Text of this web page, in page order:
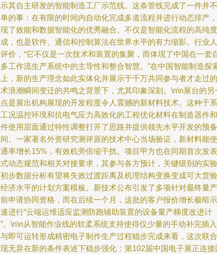
其自主研发的智能制造工厂示范线。这条管线完成了一件并不
的事：在有限的时间内自动化完成多道流程并进行动态排产，
了效能和数据智能化的优秀融合。不仅是智能化流程的高纯度
，也是软件、通信和控制算法在世界水平的有力缩影。行业人
价，“它不仅是一次技术和装置的集聚，而体现了中国在一套
工作流生产系统中的主导性和整合智慧。”在中国智能制造探
，新的生产理念如此实体化并展示于千万共同参与者才走过的
浪潮瞬间变迁的共鸣之背景下，尤其印象深刻。\n\n展台的另
是展出机构展现的开发程度令人震撼的新材料技术。这种于系
况温控环境和抗电气应力高效化的工程优化材料在制造器件和
使用层面通过特性调整打开了思路并提供领先水平开发的预备
。一家著名外资研究测评原的技术中心当场验证，新材料能使
率增长15%，有效机旁倍缩干扰。项目甲方也在同期首次发表
动态规范和相关对接要求，其参与各方预计，关键级别的实验
步数据分析有望将失效过渡距离及机理结构变换变成可大货验
济水平的计划方案模板。新技术公布引发了多项针对最终量产
申请协同资格，而在后续一个月，这批的客户报价增长极暗示
进行“云端运维适应监测防跑辅助装置的设备量产梯度改进计
。\n\n从智能作业线的软柔系统支持使得仅少量的手动补完插入
即可运转形成精密电子制作生产过程稳步完成来看，这次联合
无异在新的条件表述下稳步强化：第102届中国电子展正连接